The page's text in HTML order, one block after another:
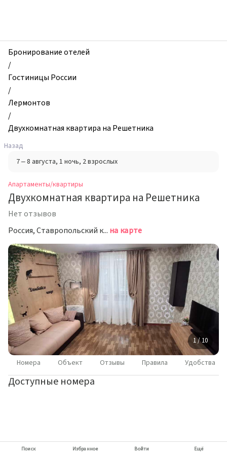
и
квартиры,
Двухкомнатная
квартира
на
Решетника,
Лермонтов,
Россия
Бронирование отелей
/
Гостиницы России
/
Лермонтов
/
Двухкомнатная квартира на Решетника
Назад
7 – 8 августа, 1 ночь, 2 взрослых
Апартаменты/квартиры
Двухкомнатная квартира на Решетника
Нет отзывов
Россия, Ставропольский край, Лермонтов, улица Решетника, 4А на карте
1 / 10
Номера Объект Отзывы Правила Удобства
Доступные номера
Поиск Избранное Войти Ещё